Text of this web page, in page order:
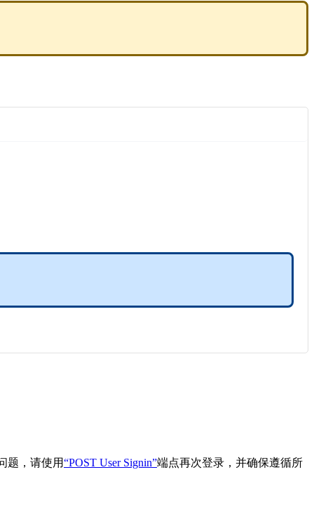
题，请使用“POST User Signin”端点再次登录，并确保遵循所